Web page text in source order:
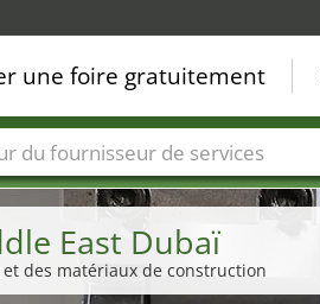
East Dubaï
des matériaux de construction
une foire gratuitement
du fournisseur de services